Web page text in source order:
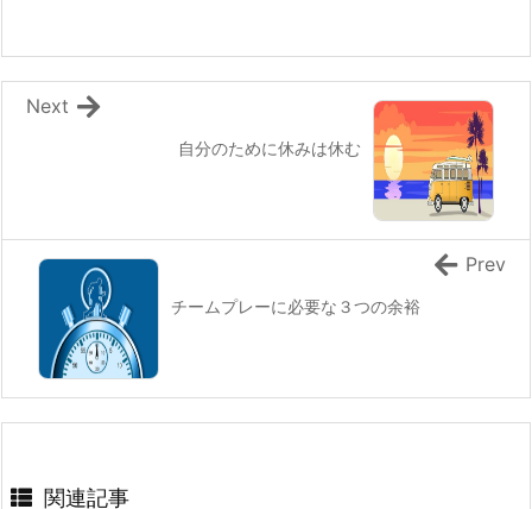
自分のために休みは休む
Next
チームプレーに必要な３つの余裕
Prev
関連記事